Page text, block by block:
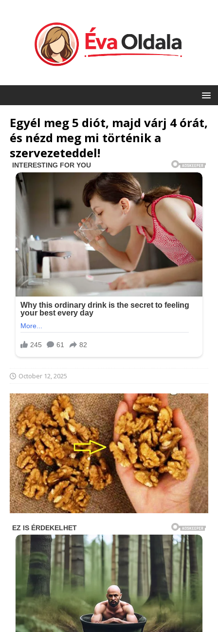
Egyél meg 5 diót, majd várj 4 órát,
és nézd meg mi történik a
szervezeteddel!
October 12, 2025